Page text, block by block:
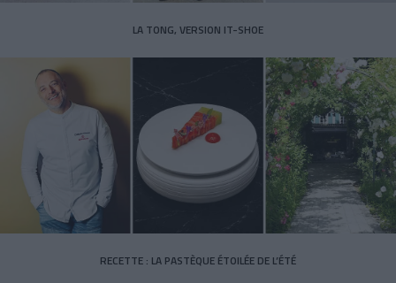
LA TONG, VERSION IT-SHOE
RECETTE : LA PASTÈQUE ÉTOILÉE DE L’ÉTÉ